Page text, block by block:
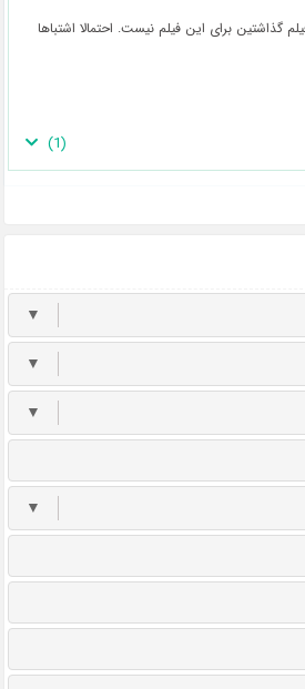
گذاشتین برای این فیلم نیست. احتمالا اشتباها
(
1
)
▼
▼
▼
▼